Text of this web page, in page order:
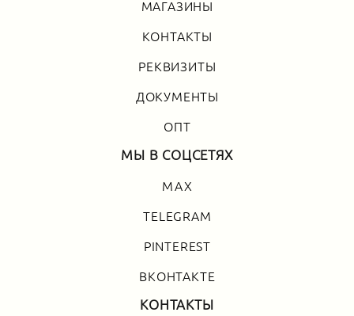
МАГАЗИНЫ
КОНТАКТЫ
РЕКВИЗИТЫ
ДОКУМЕНТЫ
ОПТ
МЫ В СОЦСЕТЯХ
MAX
TELEGRAM
PINTEREST
ВКОНТАКТЕ
КОНТАКТЫ